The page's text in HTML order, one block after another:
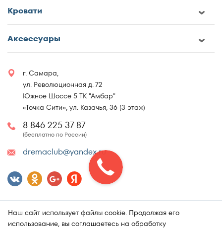
Кровати
Аксессуары
г. Самара,
ул. Революционная д. 72
Южное Шоссе 5 ТК "Амбар"
«Точка Сити», ул. Казачья, 36 (3 этаж)
8 846 225 37 87
(бесплатно по России)
dremaclub@yandex.ru
Наш сайт использует файлы cookie. Продолжая его
использование, вы соглашаетесь на обработку